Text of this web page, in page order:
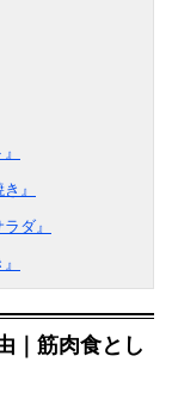
』
ダ』
｜筋肉食とし